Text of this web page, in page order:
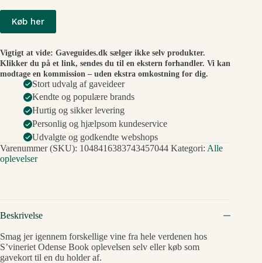
Køb her
Vigtigt at vide: Gaveguides.dk sælger ikke selv produkter.
Klikker du på et link, sendes du til en ekstern forhandler. Vi kan
modtage en kommission – uden ekstra omkostning for dig.
Stort udvalg af gaveideer
Kendte og populære brands
Hurtig og sikker levering
Personlig og hjælpsom kundeservice
Udvalgte og godkendte webshops
Varenummer (SKU): 1048416383743457044 Kategori: Alle
oplevelser
Beskrivelse
Smag jer igennem forskellige vine fra hele verdenen hos
S’vineriet Odense Book oplevelsen selv eller køb som
gavekort til en du holder af.